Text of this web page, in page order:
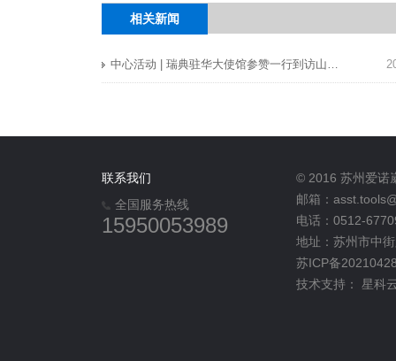
相关新闻
中心活动 | 瑞典驻华大使馆参赞一行到访山特维克可乐满中心（廊坊）
联系我们
全国服务热线
15950053989
© 2016 苏州爱诺
邮箱：
电话：0512-
地址：苏州市中
苏ICP备
技术支持： 星科